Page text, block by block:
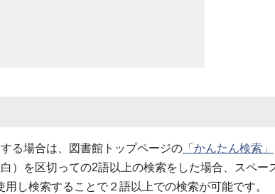
る場合は、図書館トップページの 「かんたん検索」
）を区切っての2語以上の検索をした場合、スペー
用し検索することで２語以上での検索が可能です。